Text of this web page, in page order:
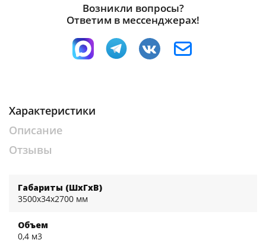
Возникли вопросы?
Ответим в мессенджерах!
Характеристики
Описание
Отзывы
Габариты (ШхГхВ)
3500x34x2700 мм
Объем
0,4 м3